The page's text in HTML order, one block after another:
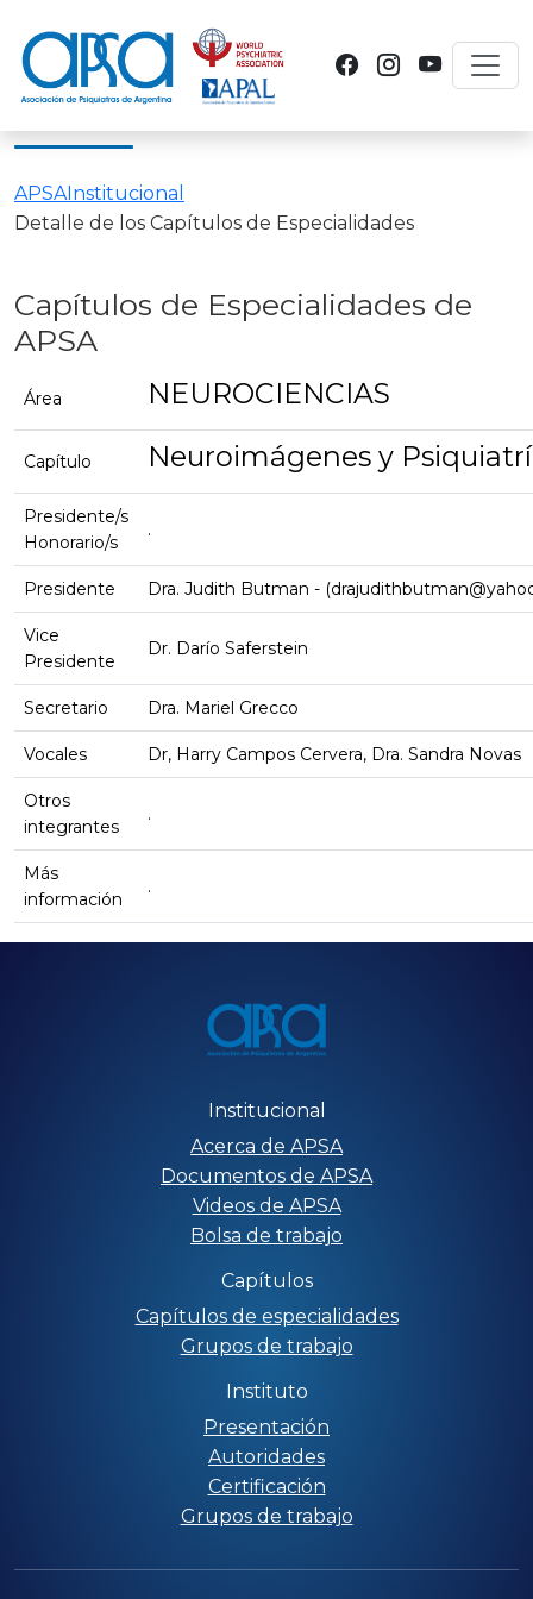
APSAInstitucional
Detalle de los Capítulos de Especialidades
Capítulos de Especialidades de
APSA
Área NEUROCIENCIAS
Capítulo Neuroimágenes y
Presidente/s
Honorario/s
.
Presidente Dra. Judith Butman -
Vice
Presidente
Dr. Darío Saferstein
Secretario Dra. Mariel Grecco
Vocales Dr, Harry Campos Cervera, Dra. Sandra Novas
Otros
integrantes
.
Más
información
.
Institucional
Acerca de APSA
Documentos de APSA
Videos de APSA
Bolsa de trabajo
Capítulos
Capítulos de especialidades
Grupos de trabajo
Instituto
Presentación
Autoridades
Certificación
Grupos de trabajo